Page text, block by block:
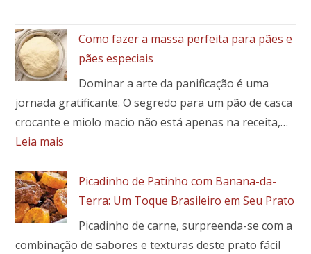
Como fazer a massa perfeita para pães e
pães especiais
Dominar a arte da panificação é uma
jornada gratificante. O segredo para um pão de casca
crocante e miolo macio não está apenas na receita,…
Leia mais
fazer
a
massa
perfeita
para
Picadinho de Patinho com Banana-da-
Terra: Um Toque Brasileiro em Seu Prato
Picadinho de carne, surpreenda-se com a
combinação de sabores e texturas deste prato fácil